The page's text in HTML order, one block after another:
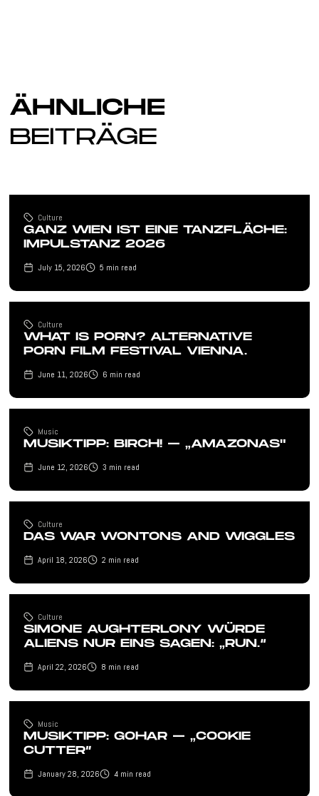
ÄHNLICHE
BEITRÄGE
Culture
GANZ WIEN IST EINE TANZFLÄCHE:
IMPULSTANZ 2026
July 15, 2026 5 min read
Culture
WHAT IS PORN? ALTERNATIVE
PORN FILM FESTIVAL VIENNA.
June 11, 2026 6 min read
Music
MUSIKTIPP: BIRCH! – „AMAZONAS"
June 12, 2026 3 min read
Culture
DAS WAR WONTONS AND WIGGLES
April 18, 2026 2 min read
Culture
SIMONE AUGHTERLONY WÜRDE
ALIENS NUR EINS SAGEN: „RUN.“
April 22, 2026 8 min read
Music
MUSIKTIPP: GOHAR – „COOKIE
CUTTER”
January 28, 2026 4 min read